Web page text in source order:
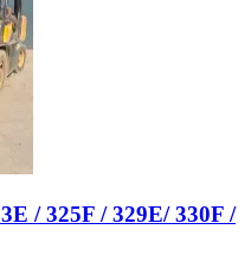
/ 325F / 329E/ 330F /